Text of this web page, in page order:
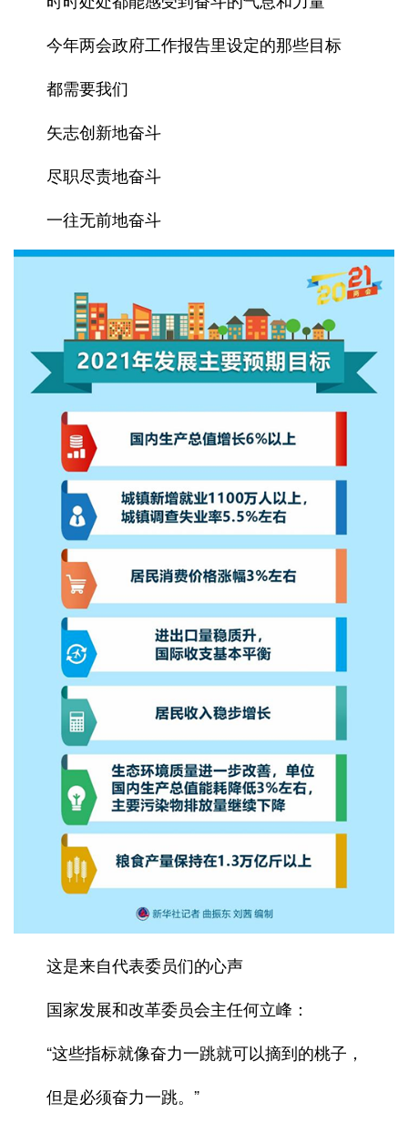
今年两会政府工作报告里设定的那些目标
都需要我们
矢志创新地奋斗
尽职尽责地奋斗
一往无前地奋斗
这是来自代表委员们的心声
国家发展和改革委员会主任何立峰：
“这些指标就像奋力一跳就可以摘到的桃子，
但是必须奋力一跳。”